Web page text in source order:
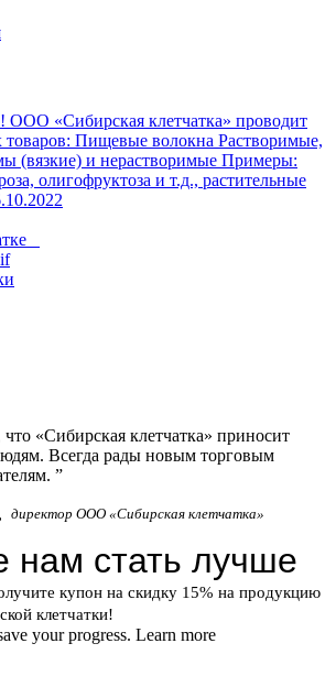
ООО «Сибирская клетчатка» проводит
товаров: Пищевые волокна Растворимые,
(вязкие) и нерастворимые Примеры:
олигофруктоза и т.д., растительные
«Сибирская клетчатка» приносит
Всегда рады новым торговым
”
директор ООО «Сибирская клетчатка»